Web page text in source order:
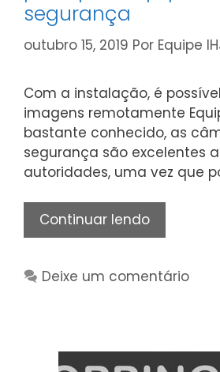
segurança
outubro 15, 2019 Por Equipe
Com a instalação, é
imagens remotamente
bastante conhecido, as
segurança são excelentes
autoridades, uma vez que
Continuar lendoCâmeras
são
dos
Deixe um comentário